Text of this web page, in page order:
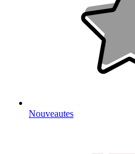
Nouveautes